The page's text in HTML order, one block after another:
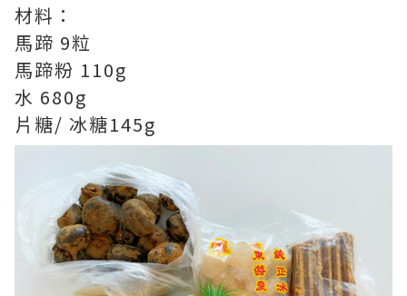
材料：
馬蹄 9粒
馬蹄粉 110g
水 680g
片糖/ 冰糖145g